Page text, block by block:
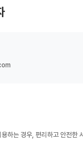
하는 경우, 편리하고 안전